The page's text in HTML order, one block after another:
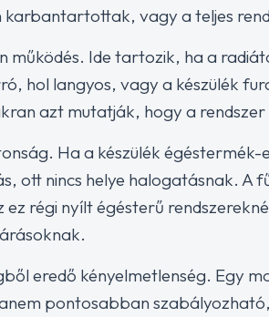
vagy a teljes
működés. Ide tartozik, ha a
hol langyos, vagy a készülék
azt mutatják, hogy a
Ha a készülék
ott nincs helye halogatásnak. A
ez régi nyílt égésterű
eredő kényelmetlenség. Egy
pontosabban